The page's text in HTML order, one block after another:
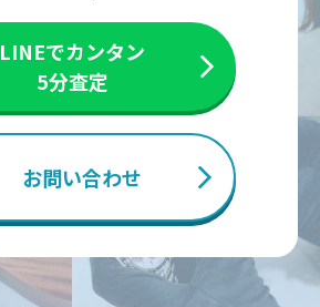
LINEでカンタン
5分査定
お問い合わせ